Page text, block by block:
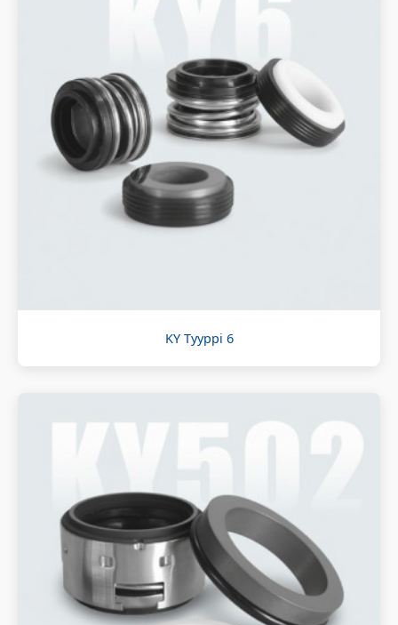
KY Tyyppi 6